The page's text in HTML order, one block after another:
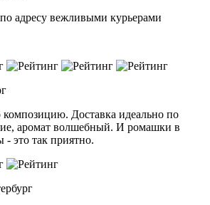
по адресу вежливыми курьерами
Доставка идеально по
аромат волшебный. И ромашки в
- это так приятно.